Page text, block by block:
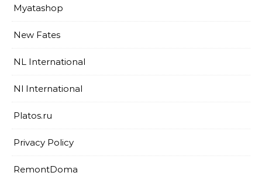
Myatashop
New Fates
NL International
Nl International
Platos.ru
Privacy Policy
RemontDoma